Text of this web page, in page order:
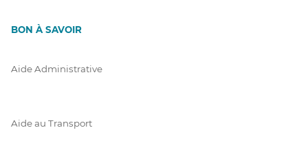
BON À SAVOIR
Aide Administrative
Aide au Transport